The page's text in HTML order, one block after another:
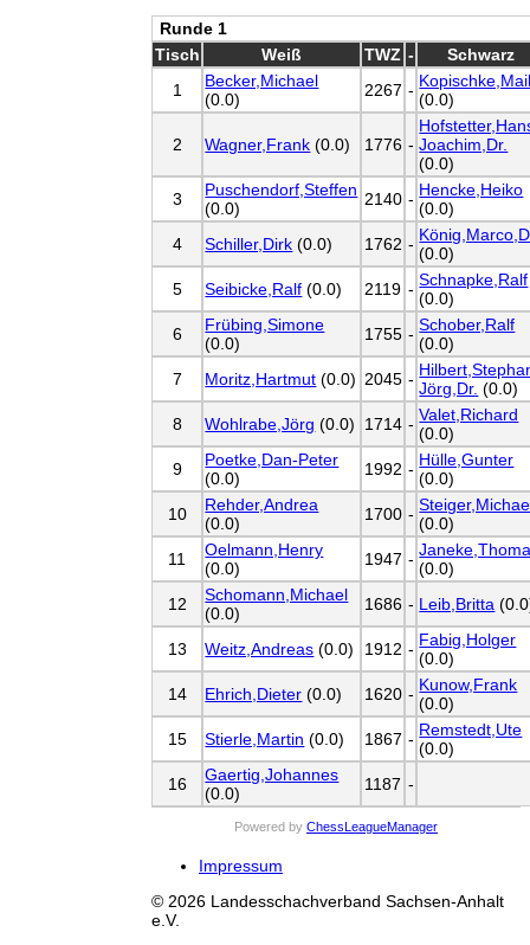
Runde 1
Tisch
Weiß TWZ -
Schwarz
1
Becker,Michael
(0.0)
2267 - (0.0)
2 Wagner,Frank (0.0) 1776 - Joachim,Dr.
(0.0)
3
Puschendorf,Steffen
(0.0)
2140 - Hencke,Heiko
(0.0)
4
Schiller,Dirk (0.0) 1762 - (0.0)
5
Seibicke,Ralf (0.0) 2119 - Schnapke,Ralf
(0.0)
6
Frübing,Simone
(0.0)
1755 - Schober,Ralf
(0.0)
7
Moritz,Hartmut (0.0) 2045 - Jörg,Dr. (0.0)
8
Wohlrabe,Jörg (0.0) 1714 - Valet,Richard
(0.0)
9
Poetke,Dan-Peter
(0.0)
1992 - Hülle,Gunter
(0.0)
10
Rehder,Andrea
(0.0)
1700 - (0.0)
11
Oelmann,Henry
(0.0)
1947 - (0.0)
12
Schomann,Michael
(0.0)
1686 - Leib,Britta
13 Weitz,Andreas (0.0) 1912 - Fabig,Holger
(0.0)
14
Ehrich,Dieter (0.0) 1620 - Kunow,Frank
(0.0)
15
Stierle,Martin (0.0) 1867 - Remstedt,Ute
(0.0)
16
Gaertig,Johannes
(0.0)
1187 -
Powered by ChessLeagueManager
Impressum
© 2026 Landesschachverband Sachsen-Anhalt
e.V.